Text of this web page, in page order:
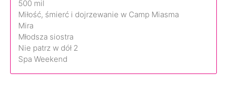
500 mil
Miłość, śmierć i dojrzewanie w Camp Miasma
Mira
Młodsza siostra
Nie patrz w dół 2
Spa Weekend